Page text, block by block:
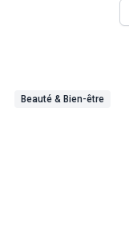
Beauté & Bien-être